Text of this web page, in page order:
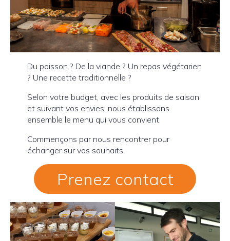
Du poisson ? De la viande ? Un repas végétarien
? Une recette traditionnelle ?
Selon votre budget, avec les produits de saison
et suivant vos envies, nous établissons
ensemble le menu qui vous convient.
Commençons par nous rencontrer pour
échanger sur vos souhaits.
Prenez contact